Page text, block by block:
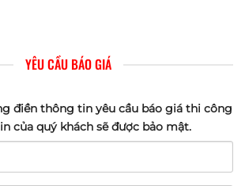
YÊU CẦU BÁO GIÁ
điền thông tin yêu cầu báo giá thi công
của quý khách sẽ được bảo mật.